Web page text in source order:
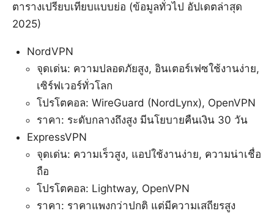
ตารางเปรียบเทียบแบบย่อ (ข้อมูลทั่วไป อัปเดตล่าสุด
2025)
NordVPN
จุดเด่น: ความปลอดภัยสูง, อินเตอร์เฟซใช้งานง่าย,
เซิร์ฟเวอร์ทั่วโลก
โปรโตคอล: WireGuard (NordLynx), OpenVPN
ราคา: ระดับกลางถึงสูง มีนโยบายคืนเงิน 30 วัน
ExpressVPN
จุดเด่น: ความเร็วสูง, แอปใช้งานง่าย, ความน่าเชื่อ
ถือ
โปรโตคอล: Lightway, OpenVPN
ราคา: ราคาแพงกว่าปกติ แต่มีความเสถียรสูง